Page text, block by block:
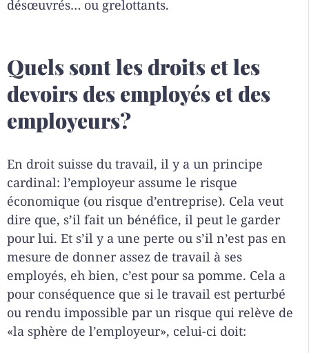
désœuvrés… ou grelottants.
Quels sont les droits et les
devoirs des employés et des
employeurs?
En droit suisse du travail, il y a un principe
cardinal: l’employeur assume le risque
économique (ou risque d’entreprise). Cela veut
dire que, s’il fait un bénéfice, il peut le garder
pour lui. Et s’il y a une perte ou s’il n’est pas en
mesure de donner assez de travail à ses
employés, eh bien, c’est pour sa pomme. Cela a
pour conséquence que si le travail est perturbé
ou rendu impossible par un risque qui relève de
«la sphère de l’employeur», celui-ci doit: